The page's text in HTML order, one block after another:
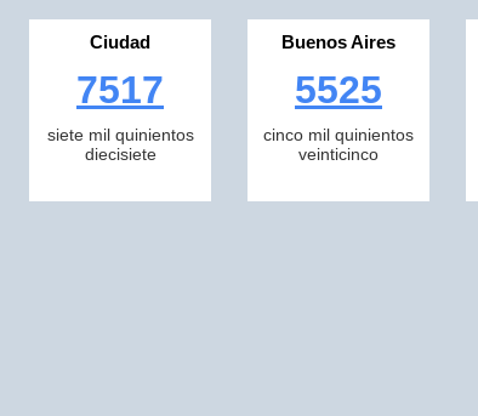
Ciudad
7517
siete mil quinientos
diecisiete
Buenos Aires
5525
cinco mil quinientos
veinticinco